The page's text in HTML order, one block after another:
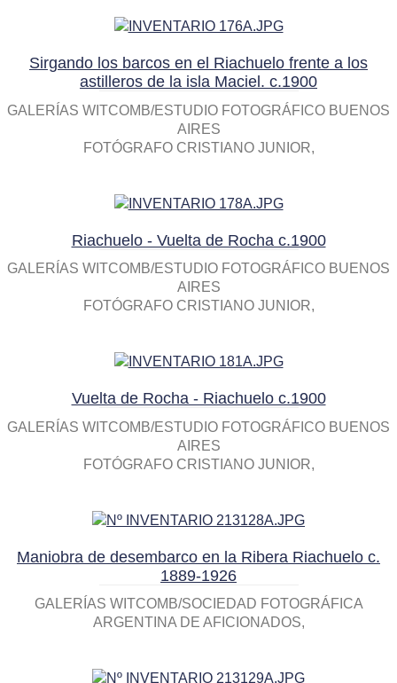
Sirgando los barcos en el Riachuelo frente a los
astilleros de la isla Maciel. c.1900
GALERÍAS WITCOMB/ESTUDIO FOTOGRÁFICO BUENOS
AIRES
FOTÓGRAFO CRISTIANO JUNIOR
Riachuelo - Vuelta de Rocha c.1900
GALERÍAS WITCOMB/ESTUDIO FOTOGRÁFICO BUENOS
AIRES
FOTÓGRAFO CRISTIANO JUNIOR
Vuelta de Rocha - Riachuelo c.1900
GALERÍAS WITCOMB/ESTUDIO FOTOGRÁFICO BUENOS
AIRES
FOTÓGRAFO CRISTIANO JUNIOR
Maniobra de desembarco en la Ribera Riachuelo c.
1889-1926
GALERÍAS WITCOMB/SOCIEDAD FOTOGRÁFICA
ARGENTINA DE AFICIONADOS